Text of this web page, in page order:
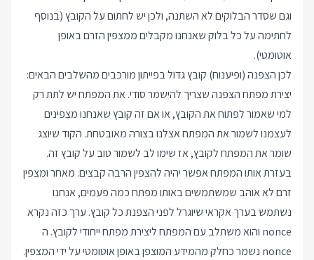
וגם שסדר הבלוקים לא השתנה, ולכן יש לחתום על הקובץ (בנוסף
לחתימה על כל בלוק שאנחנו מקבלים ממצפין הזרם באופן
אוטומטי).
לכן הצפנה (ופיענוח) קובץ גדול בפייתון מורכבים מהשלבים הבאים:
יצירת מפתח הצפנה שצריך להישמר סודי. את המפתח יש לתת רק
למי שאמור לפתוח את הקובץ, או אם זה קובץ שאנחנו מצפינים
לעצמנו לשמור את המפתח אצלנו בצורה מאובטחת. הקוד שיוצג
שומר את המפתח לקובץ, אז שימו לב לשמור טוב על קובץ זה.
בעזרת אותו המפתח אפשר יהיה להצפין הרבה קבצים. מאחר ומצפין
זרם לא אוהב שמשתמשים באותו מפתח כמה פעמים, אנחנו
נשתמש בערך אקראי שיוגרל לפני הצפנת כל קובץ. ערך כזה נקרא
nonce והוא משתלב עם המפתח ליצירת מפתח ייחודי לקובץ. ה
nonce נשמר כחלק מהמידע המוצפן באופן אוטומטי על ידי המצפין.